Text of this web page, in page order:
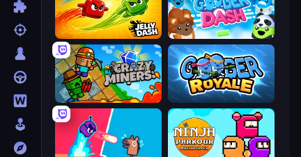
Goober Dash
Jelly Dash
Goober Royale
Crazy Miners